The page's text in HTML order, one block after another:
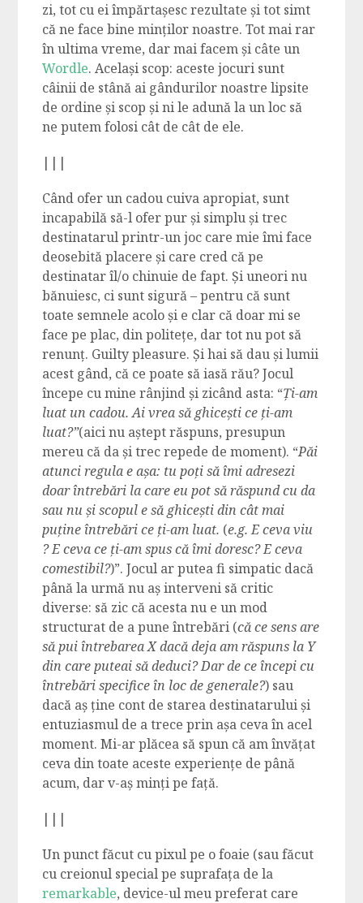
zi, tot cu ei împărtașesc rezultate și tot simt
că ne face bine minților noastre. Tot mai rar
în ultima vreme, dar mai facem și câte un
Wordle. Același scop: aceste jocuri sunt
câinii de stână ai gândurilor noastre lipsite
de ordine și scop și ni le adună la un loc să
ne putem folosi cât de cât de ele.
|||
Când ofer un cadou cuiva apropiat, sunt
incapabilă să-l ofer pur și simplu și trec
destinatarul printr-un joc care mie îmi face
deosebită placere și care cred că pe
destinatar îl/o chinuie de fapt. Și uneori nu
bănuiesc, ci sunt sigură – pentru că sunt
toate semnele acolo și e clar că doar mi se
face pe plac, din politețe, dar tot nu pot să
renunț. Guilty pleasure. Și hai să dau și lumii
acest gând, că ce poate să iasă rău? Jocul
începe cu mine rânjind și zicând asta: “Ți-am
luat un cadou. Ai vrea să ghicești ce ți-am
luat?”(aici nu aștept răspuns, presupun
mereu că da și trec repede de moment). “Păi
atunci regula e așa: tu poți să îmi adresezi
doar întrebări la care eu pot să răspund cu da
sau nu și scopul e să ghicești din cât mai
puține întrebări ce ți-am luat. (e.g. E ceva viu
? E ceva ce ți-am spus că îmi doresc? E ceva
comestibil?)”. Jocul ar putea fi simpatic dacă
până la urmă nu aș interveni să critic
diverse: să zic că acesta nu e un mod
structurat de a pune întrebări (că ce sens are
să pui întrebarea X dacă deja am răspuns la Y
din care puteai să deduci? Dar de ce începi cu
întrebări specifice în loc de generale?) sau
dacă aș ține cont de starea destinatarului și
entuziasmul de a trece prin așa ceva în acel
moment. Mi-ar plăcea să spun că am învățat
ceva din toate aceste experiențe de până
acum, dar v-aș minți pe față.
|||
Un punct făcut cu pixul pe o foaie (sau făcut
cu creionul special pe suprafața de la
remarkable, device-ul meu preferat care